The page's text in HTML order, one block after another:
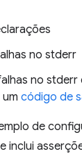
no stderr
no stderr
código de
de
inclui